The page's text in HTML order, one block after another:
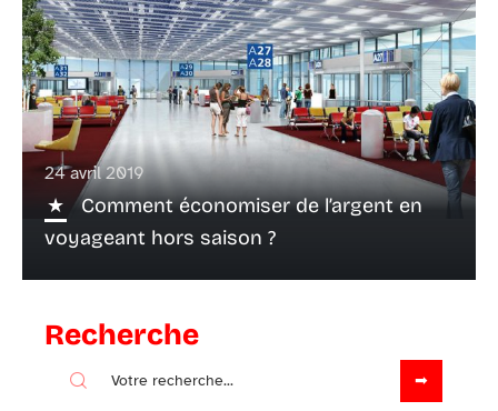
24 avril 2019
Comment économiser de l’argent en
voyageant hors saison ?
Recherche